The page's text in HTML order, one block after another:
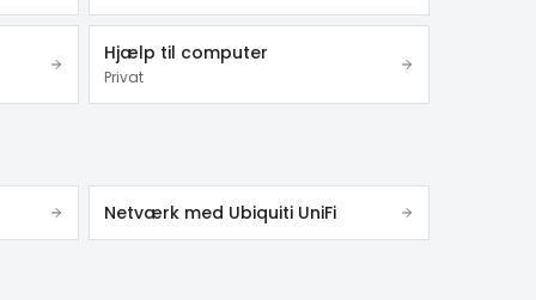
Hjælp til computer
Privat
Netværk med Ubiquiti UniFi